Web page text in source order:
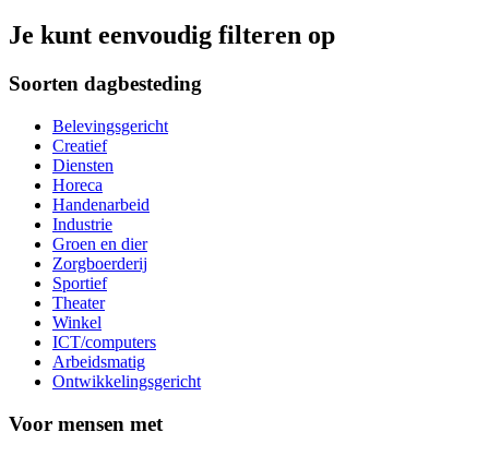
Je kunt eenvoudig filteren op
Soorten dagbesteding
Belevingsgericht
Creatief
Diensten
Horeca
Handenarbeid
Industrie
Groen en dier
Zorgboerderij
Sportief
Theater
Winkel
ICT/computers
Arbeidsmatig
Ontwikkelingsgericht
Voor mensen met